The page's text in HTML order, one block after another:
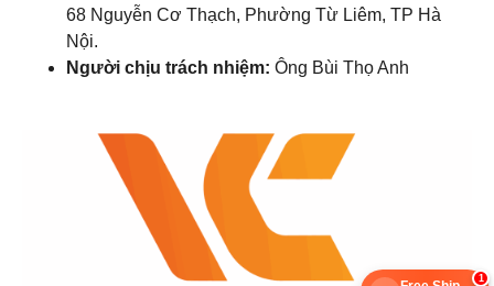
68 Nguyễn Cơ Thạch, Phường Từ Liêm, TP Hà
Nội.
Người chịu trách nhiệm: Ông Bùi Thọ Anh
1